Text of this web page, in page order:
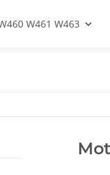
W461 W463